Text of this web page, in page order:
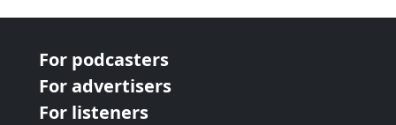
For podcasters
For advertisers
For listeners